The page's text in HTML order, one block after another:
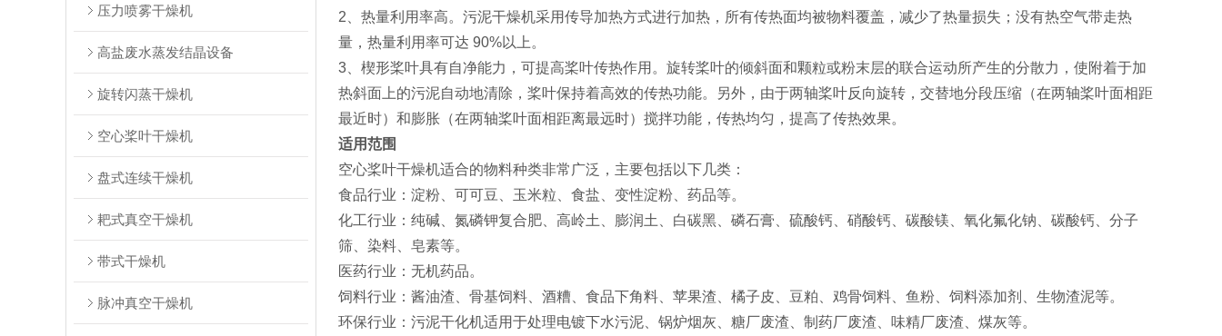
压力喷雾干燥机
高盐废水蒸发结晶设备
旋转闪蒸干燥机
空心桨叶干燥机
盘式连续干燥机
耙式真空干燥机
带式干燥机
脉冲真空干燥机
2、热量利用率高。污泥干燥机采用传导加热方式进行加热，所有传热面均被物料覆盖，减少了热量损失；没有热空气带走热
量，热量利用率可达 90%以上。
3、楔形桨叶具有自净能力，可提高桨叶传热作用。旋转桨叶的倾斜面和颗粒或粉末层的联合运动所产生的分散力，使附着于加
热斜面上的污泥自动地清除，桨叶保持着高效的传热功能。另外，由于两轴桨叶反向旋转，交替地分段压缩（在两轴桨叶面相距
最近时）和膨胀（在两轴桨叶面相距离最远时）搅拌功能，传热均匀，提高了传热效果。
适用范围
‌空心桨叶干燥机适合的物料种类非常广泛，主要包括以下几类‌：
‌食品行业‌：淀粉、可可豆、玉米粒、食盐、变性淀粉、药品等‌。
‌化工行业‌：纯碱、氮磷钾复合肥、高岭土、膨润土、白碳黑、磷石膏、硫酸钙、硝酸钙、碳酸镁、氧化氟化钠、碳酸钙、分子
筛、染料、皂素等‌。
‌医药行业‌：无机药品‌。
‌饲料行业‌：酱油渣、骨基饲料、酒糟、食品下角料、苹果渣、橘子皮、豆粕、鸡骨饲料、鱼粉、饲料添加剂、生物渣泥等‌。
‌环保行业‌：污泥干化机适用于处理电镀下水污泥、锅炉烟灰、糖厂废渣、制药厂废渣、味精厂废渣、煤灰等‌。